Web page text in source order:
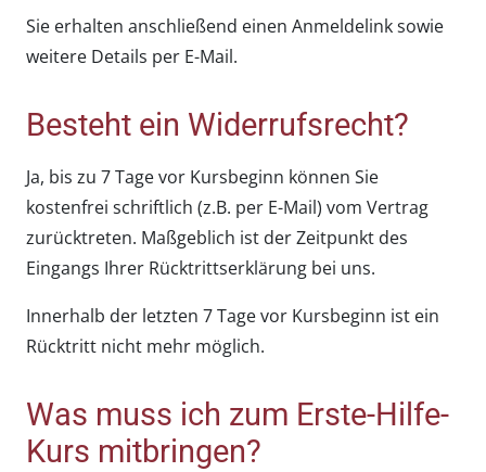
Sie erhalten anschließend einen Anmeldelink sowie
weitere Details per E-Mail.
Besteht ein Widerrufsrecht?
Ja, bis zu 7 Tage vor Kursbeginn können Sie
kostenfrei schriftlich (z.B. per E-Mail) vom Vertrag
zurücktreten. Maßgeblich ist der Zeitpunkt des
Eingangs Ihrer Rücktrittserklärung bei uns.
Innerhalb der letzten 7 Tage vor Kursbeginn ist ein
Rücktritt nicht mehr möglich.
Was muss ich zum Erste-Hilfe-
Kurs mitbringen?